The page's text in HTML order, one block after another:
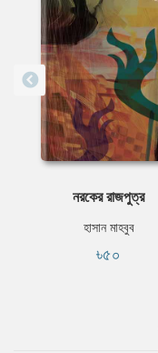
নরকের রাজপুত্র
হাসান মাহবুব
৳৫০